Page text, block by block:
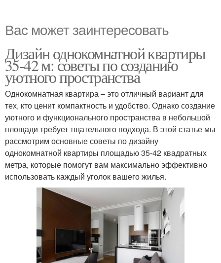
Вас может заинтересовать
Дизайн однокомнатной квартиры
35-42 м: советы по созданию
уютного пространства
Однокомнатная квартира – это отличный вариант для
тех, кто ценит компактность и удобство. Однако создание
уютного и функционального пространства в небольшой
площади требует тщательного подхода. В этой статье мы
рассмотрим основные советы по дизайну
однокомнатной квартиры площадью 35-42 квадратных
метра, которые помогут вам максимально эффективно
использовать каждый уголок вашего жилья.